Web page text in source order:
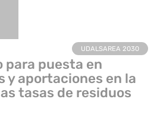
UDALSAREA 2030
para puesta en
y aportaciones en la
tasas de residuos